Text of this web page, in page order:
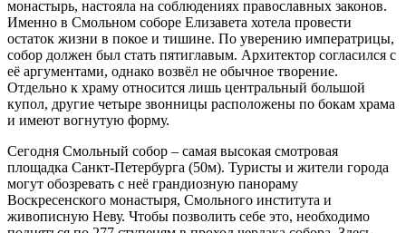
монастырь, настояла на соблюдениях православных законов.
Именно в Смольном соборе Елизавета хотела провести
остаток жизни в покое и тишине. По уверению императрицы,
собор должен был стать пятиглавым. Архитектор согласился с
её аргументами, однако возвёл не обычное творение.
Отдельно к храму относится лишь центральный большой
купол, другие четыре звонницы расположены по бокам храма
и имеют вогнутую форму.
Сегодня Смольный собор – самая высокая смотровая
площадка Санкт-Петербурга (50м). Туристы и жители города
могут обозревать с неё грандиозную панораму
Воскресенского монастыря, Смольного института и
живописную Неву. Чтобы позволить себе это, необходимо